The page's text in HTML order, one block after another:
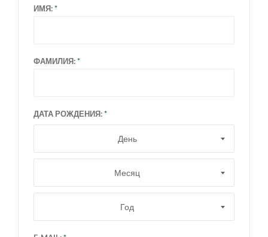
ИМЯ:
ФАМИЛИЯ:
ДАТА РОЖДЕНИЯ:
День
Месяц
Год